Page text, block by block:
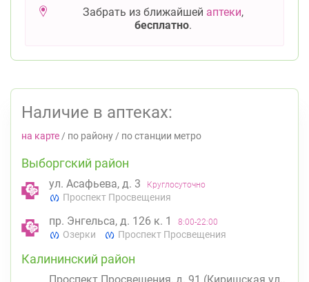
Забрать из ближайшей аптеки,
бесплатно.
Наличие в аптеках:
на карте / по району / по станции метро
Выборгский район
ул. Асафьева, д. 3 Круглосуточно
Проспект Просвещения
пр. Энгельса, д. 126 к. 1 8:00-22:00
Озерки Проспект Просвещения
Калининский район